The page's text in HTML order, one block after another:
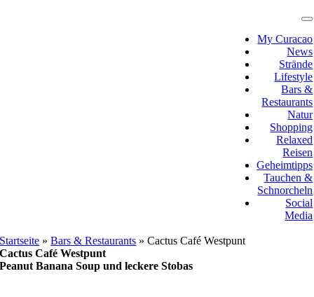
My Curacao
News
Strände
Lifestyle
Bars &
Restaurants
Natur
Shopping
Relaxed
Reisen
Geheimtipps
Tauchen &
Schnorcheln
Social
Media
Startseite »Bars & Restaurants »Cactus Café Westpunt
Cactus Café Westpunt
Peanut Banana Soup und leckere Stobas